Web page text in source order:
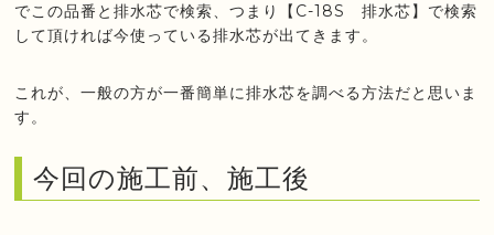
でこの品番と排水芯で検索、つまり【C-18S 排水芯】で検索
して頂ければ今使っている排水芯が出てきます。
これが、一般の方が一番簡単に排水芯を調べる方法だと思いま
す。
今回の施工前、施工後